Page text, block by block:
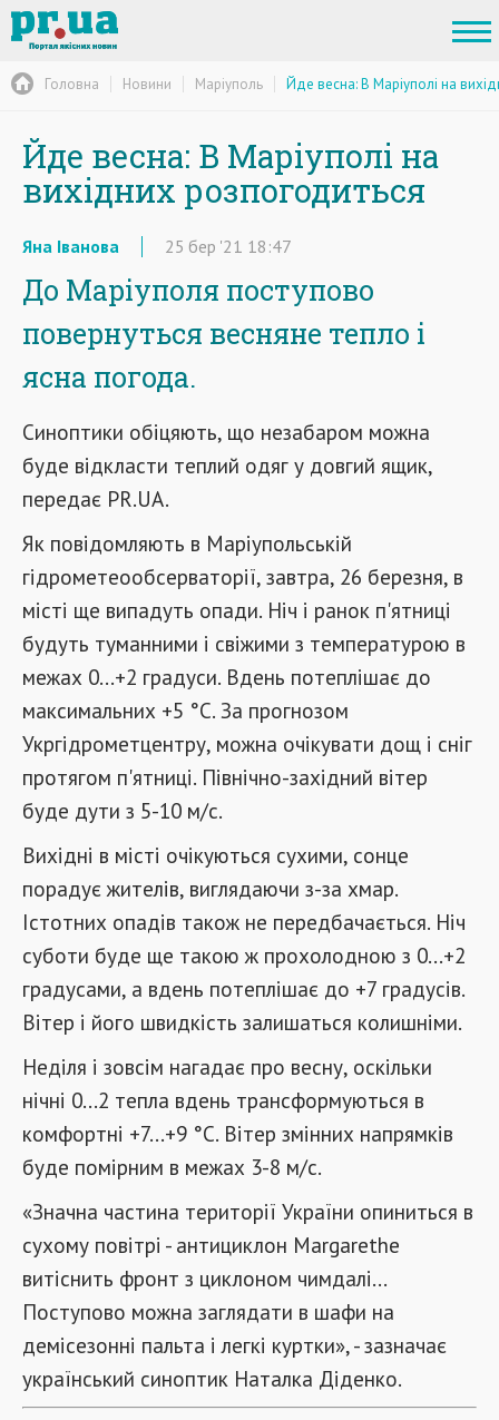
Головна Новини Маріуполь Йде весна: В Маріуполі на
Йде весна: В Маріуполі на
вихідних розпогодиться
Яна Іванова 25 бер '21 18:47
До Маріуполя поступово
повернуться весняне тепло і
ясна погода.
Синоптики обіцяють, що незабаром можна
буде відкласти теплий одяг у довгий ящик,
передає PR.UA.
Як повідомляють в Маріупольській
гідрометеообсерваторії, завтра, 26 березня, в
місті ще випадуть опади. Ніч і ранок п'ятниці
будуть туманними і свіжими з температурою в
межах 0...+2 градуси. Вдень потеплішає до
максимальних +5 °C. За прогнозом
Укргідрометцентру, можна очікувати дощ і сніг
протягом п'ятниці. Північно-західний вітер
буде дути з 5-10 м/с.
Вихідні в місті очікуються сухими, сонце
порадує жителів, виглядаючи з-за хмар.
Істотних опадів також не передбачається. Ніч
суботи буде ще такою ж прохолодною з 0...+2
градусами, а вдень потеплішає до +7 градусів.
Вітер і його швидкість залишаться колишніми.
Неділя і зовсім нагадає про весну, оскільки
нічні 0...2 тепла вдень трансформуються в
комфортні +7...+9 °C. Вітер змінних напрямків
буде помірним в межах 3-8 м/с.
«Значна частина території України опиниться в
сухому повітрі - антициклон Margarethe
витіснить фронт з циклоном чимдалі...
Поступово можна заглядати в шафи на
демісезонні пальта і легкі куртки», - зазначає
український синоптик Наталка Діденко.